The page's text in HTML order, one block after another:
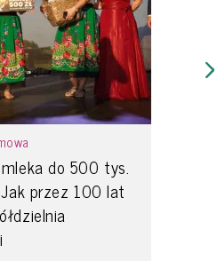
do 500 tys.
przez 100 lat